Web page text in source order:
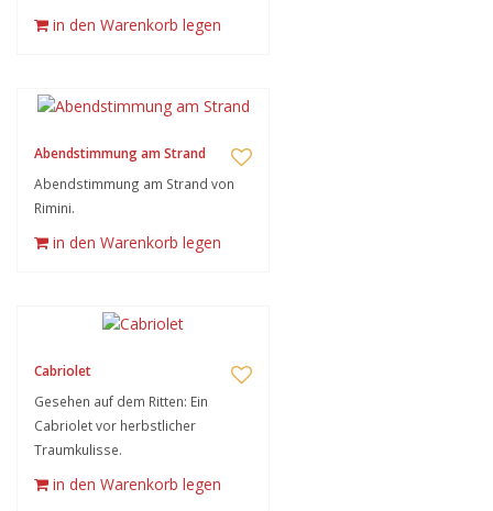
in den Warenkorb legen
Abendstimmung am Strand
Abendstimmung am Strand von
Rimini.
in den Warenkorb legen
Cabriolet
Gesehen auf dem Ritten: Ein
Cabriolet vor herbstlicher
Traumkulisse.
in den Warenkorb legen